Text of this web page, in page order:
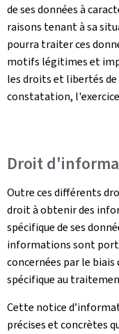
de ses données à
raisons tenant à sa
pourra traiter ces
motifs légitimes et
les droits et libertés de
constatation,
Droit
Outre ces différents
droit à obtenir des
spécifique de ses
informations sont
concernées par le biais
spécifique au
Cette notice
précises et concrètes